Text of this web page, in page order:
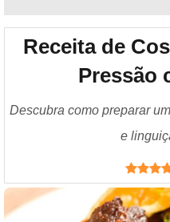
Receita de
Pressão
Descubra como preparar
e